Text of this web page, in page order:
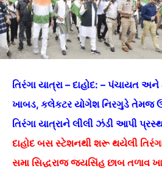
તિરંગા યાત્રા – દાહોદ: – પંચાયત
ખાબડ, કલેકટર યોગેશ નિરગુડે તેમજ
તિરંગા યાત્રાને લીલી ઝંડી આપી
દાહોદ બસ સ્ટેશનથી શરૂ થયેલી
સમા સિદ્ધરાજ જયસિંહ છાબ તળાવ